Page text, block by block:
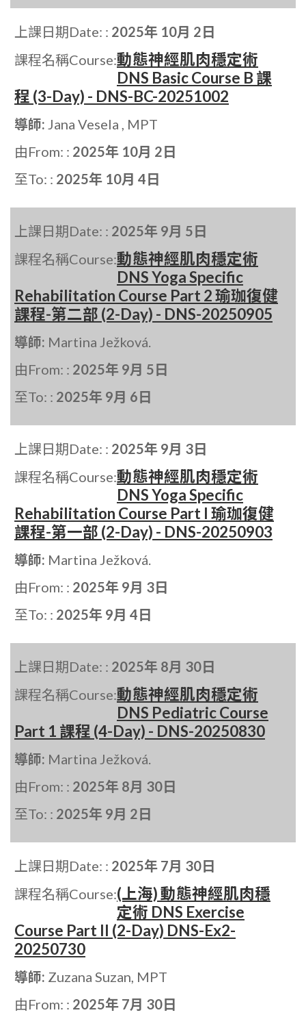
上課日期Date: : 2025年 10月 2日
課程名稱Course:動態神經肌肉穩定術
DNS Basic Course B 課
程 (3-Day) - DNS-BC-20251002
導師: Jana Vesela , MPT
由From: : 2025年 10月 2日
至To: : 2025年 10月 4日
上課日期Date: : 2025年 9月 5日
課程名稱Course:動態神經肌肉穩定術
DNS Yoga Specific
Rehabilitation Course Part 2 瑜珈復健
課程-第二部 (2-Day) - DNS-20250905
導師: Martina Ježková.
由From: : 2025年 9月 5日
至To: : 2025年 9月 6日
上課日期Date: : 2025年 9月 3日
課程名稱Course:動態神經肌肉穩定術
DNS Yoga Specific
Rehabilitation Course Part I 瑜珈復健
課程-第一部 (2-Day) - DNS-20250903
導師: Martina Ježková.
由From: : 2025年 9月 3日
至To: : 2025年 9月 4日
上課日期Date: : 2025年 8月 30日
課程名稱Course:動態神經肌肉穩定術
DNS Pediatric Course
Part 1 課程 (4-Day) - DNS-20250830
導師: Martina Ježková.
由From: : 2025年 8月 30日
至To: : 2025年 9月 2日
上課日期Date: : 2025年 7月 30日
課程名稱Course:(上海) 動態神經肌肉穩
定術 DNS Exercise
Course Part II (2-Day) DNS-Ex2-
20250730
導師: Zuzana Suzan, MPT
由From: : 2025年 7月 30日